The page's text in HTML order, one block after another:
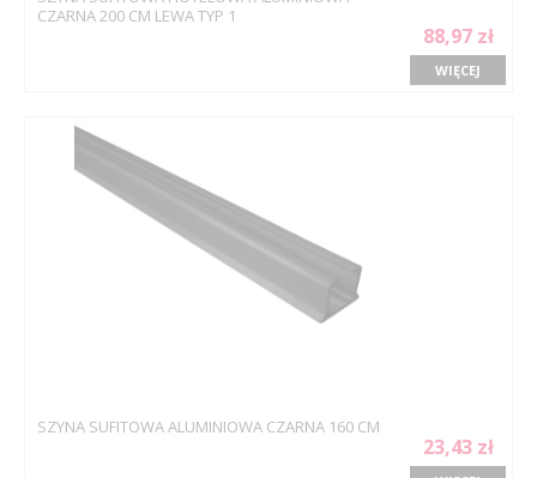
CZARNA 200 CM LEWA TYP 1
88,97 zł
WIĘCEJ
SZYNA SUFITOWA ALUMINIOWA CZARNA 160 CM
23,43 zł